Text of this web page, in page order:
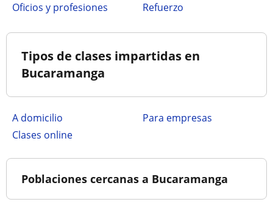
Oficios y profesiones Refuerzo
Tipos de clases impartidas en
Bucaramanga
a domicilio
para empresas
clases online
Poblaciones cercanas a Bucaramanga